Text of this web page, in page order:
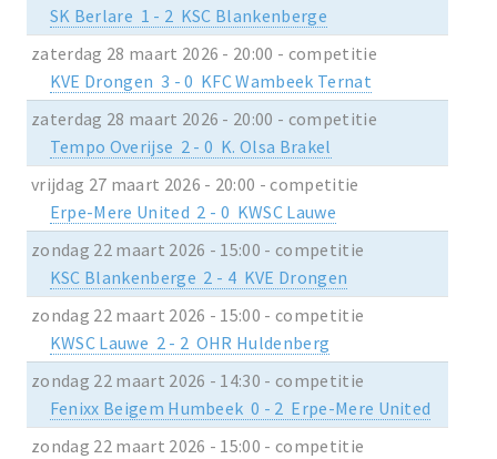
SK Berlare 1 - 2 KSC Blankenberge
zaterdag 28 maart 2026 - 20:00 - competitie
KVE Drongen 3 - 0 KFC Wambeek Ternat
zaterdag 28 maart 2026 - 20:00 - competitie
Tempo Overijse 2 - 0 K. Olsa Brakel
vrijdag 27 maart 2026 - 20:00 - competitie
Erpe-Mere United 2 - 0 KWSC Lauwe
zondag 22 maart 2026 - 15:00 - competitie
KSC Blankenberge 2 - 4 KVE Drongen
zondag 22 maart 2026 - 15:00 - competitie
KWSC Lauwe 2 - 2 OHR Huldenberg
zondag 22 maart 2026 - 14:30 - competitie
Fenixx Beigem Humbeek 0 - 2 Erpe-Mere United
zondag 22 maart 2026 - 15:00 - competitie